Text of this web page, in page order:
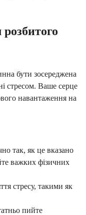
бути зосереджена
стресом. Ваше серце
навантаження на
так, як це вказано
важких фізичних
стресу, такими як
пийте